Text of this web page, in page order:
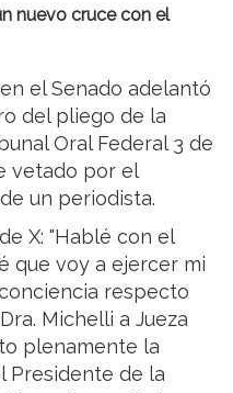
nuevo cruce con el
el Senado adelantó
del pliego de la
Oral Federal 3 de
vetado por el
un periodista.
X: "Hablé con el
que voy a ejercer mi
respecto
Michelli a Jueza
plenamente la
Presidente de la